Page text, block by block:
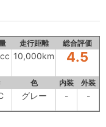
走行距離 総合評価
10,000km 4.5
色 内装 外装
グレー - -